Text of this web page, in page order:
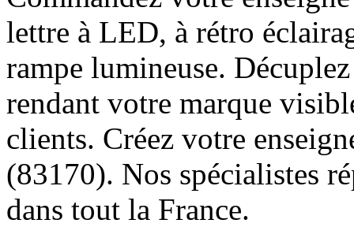
lettre à LED, à rétro
rampe lumineuse.
rendant votre marque
clients. Créez votre
(83170). Nos spécialistes
dans tout la France.